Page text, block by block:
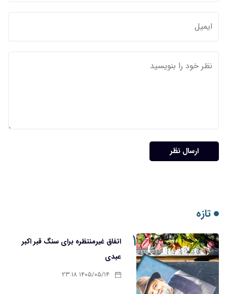
ارسال نظر
تازه
۱
اتفاق غیرمنتظره برای سنگ قبر اکبر
عبدی
۱۴۰۵/۰۵/۱۴ ۲۳:۱۸